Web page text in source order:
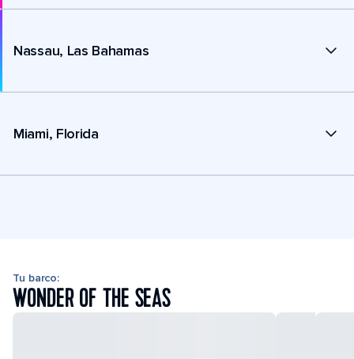
Nassau, Las Bahamas
Miami, Florida
Tu barco:
WONDER OF THE SEAS